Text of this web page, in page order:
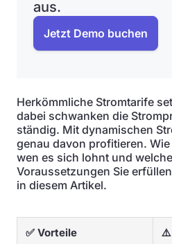
aus.
Jetzt Demo buchen
Herkömmliche Stromtarife
dabei schwanken die
ständig. Mit dynamischen
genau davon profitieren.
wen es sich lohnt und
Voraussetzungen Sie
in diesem Artikel.
✅ Vorteile ⚠️